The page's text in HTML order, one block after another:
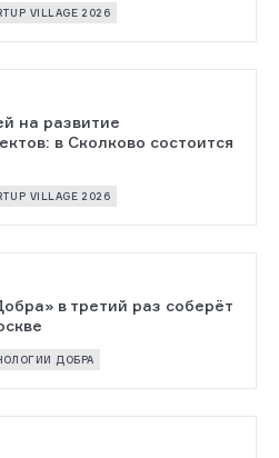
VILLAGE 2026
на развитие
в Сколково состоится
VILLAGE 2026
в третий раз соберёт
ДОБРА